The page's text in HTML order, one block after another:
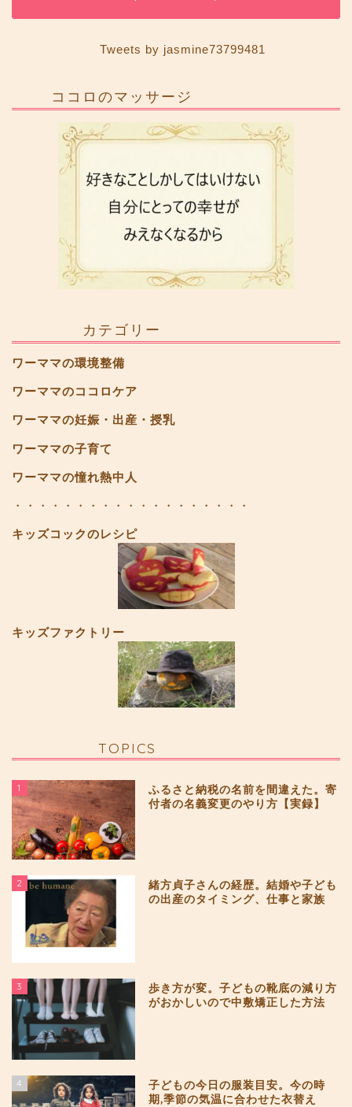
Tweets by jasmine73799481
ココロのマッサージ
カテゴリー
ワーママの環境整備
ワーママのココロケア
ワーママの妊娠・出産・授乳
ワーママの子育て
ワーママの憧れ熱中人
・・・・・・・・・・・・・・・・・・・
キッズコックのレシピ
キッズファクトリー
TOPICS
1
ふるさと納税の名前を間違えた。寄
付者の名義変更のやり方【実録】
2
緒方貞子さんの経歴。結婚や子ども
の出産のタイミング、仕事と家族
3
歩き方が変。子どもの靴底の減り方
がおかしいので中敷矯正した方法
4
子どもの今日の服装目安。今の時
期,季節の気温に合わせた衣替え